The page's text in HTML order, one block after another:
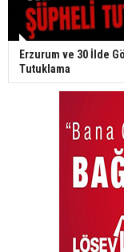
Erzurum ve 30 İlde
Tutuklama